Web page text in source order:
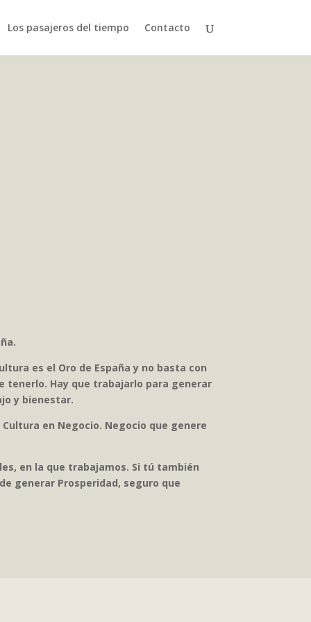
Los pasajeros del tiempo Contacto
es el Oro de España y no basta con
tenerlo. Hay que trabajarlo para generar
y bienestar.
en Negocio. Negocio que genere
en la que trabajamos. Si tú también
generar Prosperidad, seguro que